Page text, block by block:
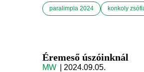
paralimpia 2024 konkoly
Éremeső úszóinknál
MW | 2024.09.05.